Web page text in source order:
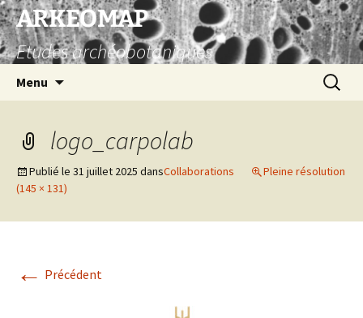
Aller
au
contenu
ARKEOMAP
Etudes archéobotaniques
Menu
logo_carpolab
Publié le 31 juillet 2025 dansCollaborations
Pleine résolution
(145 × 131)
← Précédent